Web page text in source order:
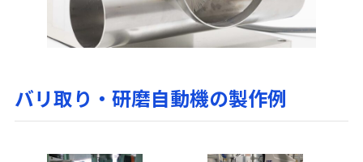
バリ取り・研磨自動機の製作例